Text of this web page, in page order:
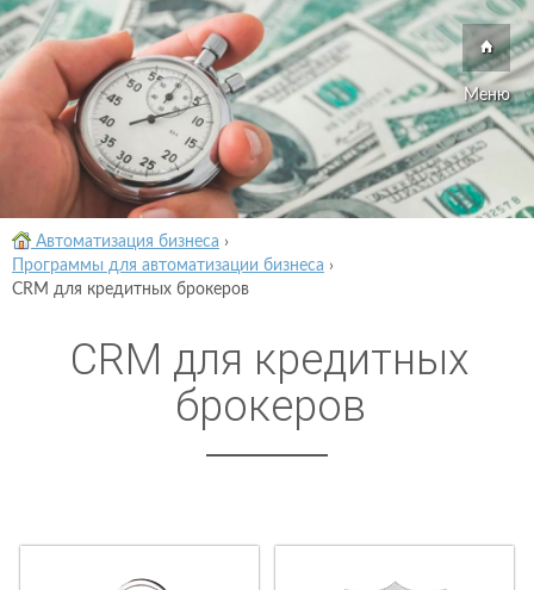
Меню
Автоматизация бизнеса ›
Программы для автоматизации бизнеса ›
CRM для кредитных брокеров
CRM для кредитных
брокеров